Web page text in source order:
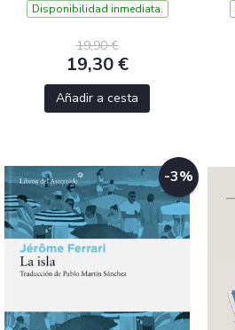
Disponibilidad inmediata.
19,90 €
19,30 €
Añadir a cesta
-3%